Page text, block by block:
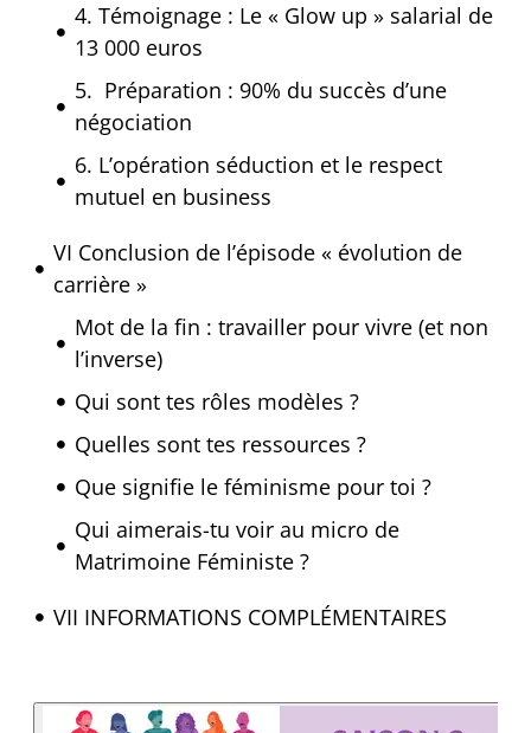
4. Témoignage : Le « Glow up » salarial de
13 000 euros
5. Préparation : 90% du succès d’une
négociation
6. L’opération séduction et le respect
mutuel en business
VI Conclusion de l’épisode « évolution de
carrière »
Mot de la fin : travailler pour vivre (et non
l’inverse)
Qui sont tes rôles modèles ?
Quelles sont tes ressources ?
Que signifie le féminisme pour toi ?
Qui aimerais-tu voir au micro de
Matrimoine Féministe ?
VII INFORMATIONS COMPLÉMENTAIRES